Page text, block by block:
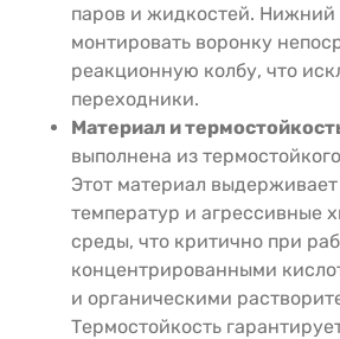
паров и жидкостей. Нижний
монтировать воронку
реакционную колбу, что
переходники.
Материал и
выполнена из
Этот материал
температур и агрессивные
среды, что критично при
концентрированными
и органическими
Термостойкость